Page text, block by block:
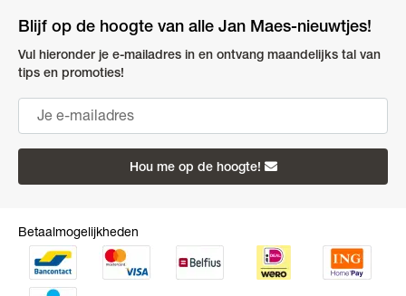
Blijf op de hoogte van alle Jan Maes-nieuwtjes!
Vul hieronder je e-mailadres in en ontvang maandelijks tal van
tips en promoties!
Hou me op de hoogte!
Betaalmogelijkheden